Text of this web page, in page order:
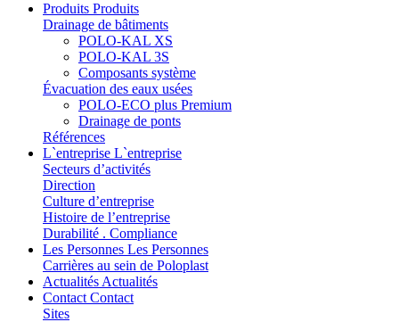
Produits Produits
Drainage de bâtiments
POLO-KAL XS
POLO-KAL 3S
Composants système
Évacuation des eaux usées
POLO-ECO plus Premium
Drainage de ponts
Références
L`entreprise L`entreprise
Secteurs d’activités
Direction
Culture d’entreprise
Histoire de l’entreprise
Durabilité . Compliance
Les Personnes Les Personnes
Carrières au sein de Poloplast
Actualités Actualités
Contact Contact
Sites